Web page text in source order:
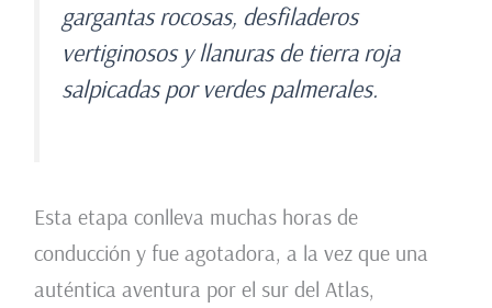
gargantas rocosas, desfiladeros
vertiginosos y llanuras de tierra roja
salpicadas por verdes palmerales.
Esta etapa conlleva muchas horas de
conducción y fue agotadora, a la vez que una
auténtica aventura por el sur del Atlas,